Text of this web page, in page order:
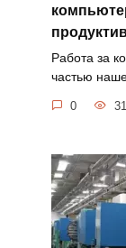
Работа за
частью
0 31